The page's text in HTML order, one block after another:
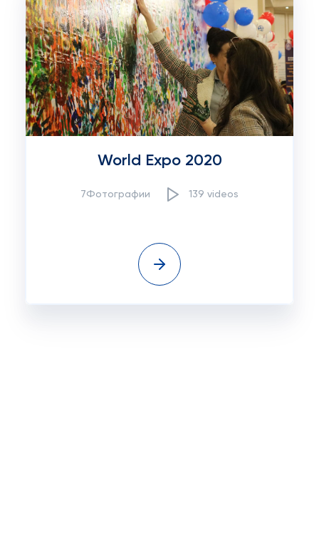
World Expo 2020
7Фотографии 139 videos